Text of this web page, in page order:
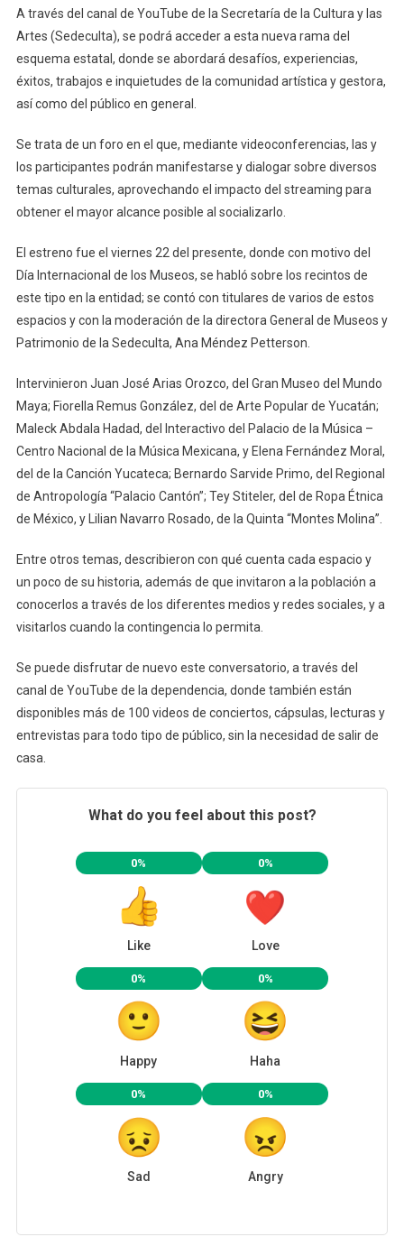
A través del canal de YouTube de la Secretaría de la Cultura y las
Artes (Sedeculta), se podrá acceder a esta nueva rama del
esquema estatal, donde se abordará desafíos, experiencias,
éxitos, trabajos e inquietudes de la comunidad artística y gestora,
así como del público en general.
Se trata de un foro en el que, mediante videoconferencias, las y
los participantes podrán manifestarse y dialogar sobre diversos
temas culturales, aprovechando el impacto del streaming para
obtener el mayor alcance posible al socializarlo.
El estreno fue el viernes 22 del presente, donde con motivo del
Día Internacional de los Museos, se habló sobre los recintos de
este tipo en la entidad; se contó con titulares de varios de estos
espacios y con la moderación de la directora General de Museos y
Patrimonio de la Sedeculta, Ana Méndez Petterson.
Intervinieron Juan José Arias Orozco, del Gran Museo del Mundo
Maya; Fiorella Remus González, del de Arte Popular de Yucatán;
Maleck Abdala Hadad, del Interactivo del Palacio de la Música –
Centro Nacional de la Música Mexicana, y Elena Fernández Moral,
del de la Canción Yucateca; Bernardo Sarvide Primo, del Regional
de Antropología “Palacio Cantón”; Tey Stiteler, del de Ropa Étnica
de México, y Lilian Navarro Rosado, de la Quinta “Montes Molina”.
Entre otros temas, describieron con qué cuenta cada espacio y
un poco de su historia, además de que invitaron a la población a
conocerlos a través de los diferentes medios y redes sociales, y a
visitarlos cuando la contingencia lo permita.
Se puede disfrutar de nuevo este conversatorio, a través del
canal de YouTube de la dependencia, donde también están
disponibles más de 100 videos de conciertos, cápsulas, lecturas y
entrevistas para todo tipo de público, sin la necesidad de salir de
casa.
What do you feel about this post?
0%
Like
0%
Love
0%
Happy
0%
Haha
0%
Sad
0%
Angry